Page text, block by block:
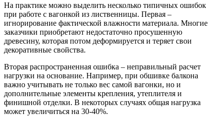
На практике можно выделить несколько типичных ошибок
при работе с вагонкой из лиственницы. Первая –
игнорирование фактической влажности материала. Многие
заказчики приобретают недостаточно просушенную
древесину, которая потом деформируется и теряет свои
декоративные свойства.
Вторая распространенная ошибка – неправильный расчет
нагрузки на основание. Например, при обшивке балкона
важно учитывать не только вес самой вагонки, но и
дополнительные элементы крепления, утеплителя и
финишной отделки. В некоторых случаях общая нагрузка
может увеличиться на 30-40%.